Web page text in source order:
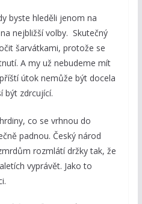
byste hleděli jenom na
nejbližší volby. Skutečný
šarvátkami, protože se
A my už nebudeme mít
útok nemůže být docela
být zdrcující.
co se vrhnou do
padnou. Český národ
rozmlátí držky tak, že
vyprávět. Jako to